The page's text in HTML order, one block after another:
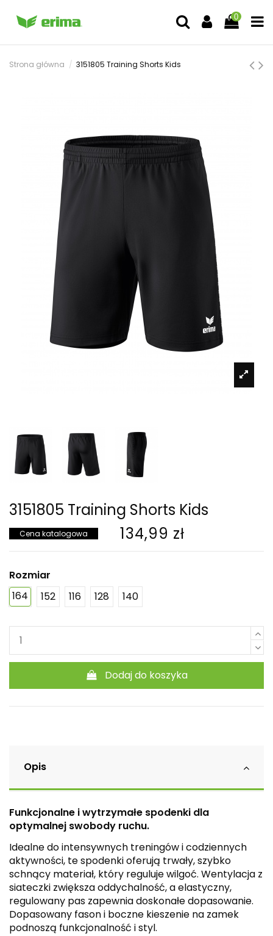
0
Strona główna 3151805 Training Shorts Kids
3151805 Training Shorts Kids
Cena katalogowa 134,99 zł
Rozmiar
164
152 116 128 140
Dodaj do koszyka
Opis
Funkcjonalne i wytrzymałe spodenki dla
optymalnej swobody ruchu.
Idealne do intensywnych treningów i codziennych
aktywności, te spodenki oferują trwały, szybko
schnący materiał, który reguluje wilgoć. Wentylacja z
siateczki zwiększa oddychalność, a elastyczny,
regulowany pas zapewnia doskonałe dopasowanie.
Dopasowany fason i boczne kieszenie na zamek
podnoszą funkcjonalność i styl.